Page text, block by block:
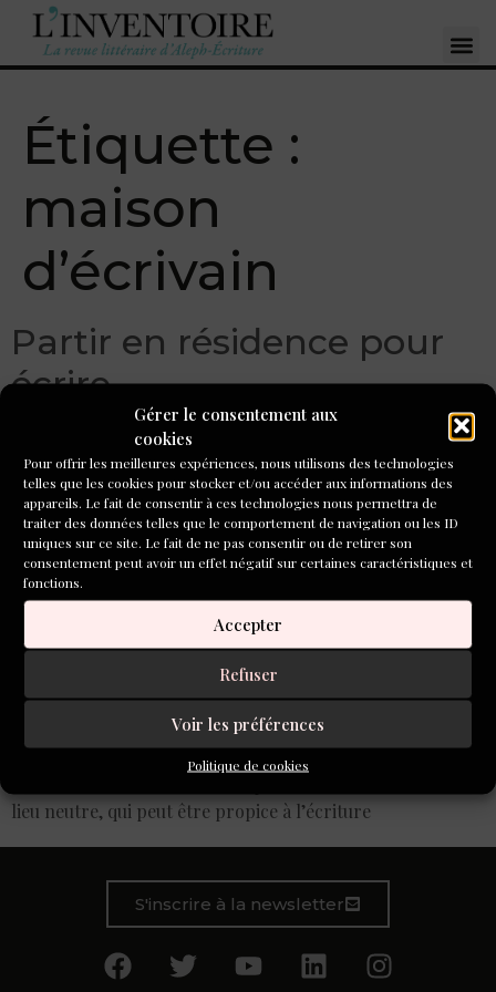
Gérer le consentement aux
cookies
Pour offrir les meilleures expériences, nous utilisons des technologies
telles que les cookies pour stocker et/ou accéder aux informations des
appareils. Le fait de consentir à ces technologies nous permettra de
traiter des données telles que le comportement de navigation ou les ID
uniques sur ce site. Le fait de ne pas consentir ou de retirer son
consentement peut avoir un effet négatif sur certaines caractéristiques et
fonctions.
Accepter
Refuser
Voir les préférences
Politique de cookies
Étiquette :
maison
d’écrivain
Partir en résidence pour
écrire
En quittant son lieu de vie, on s’accorde du temps pour
lieu neutre, qui peut être propice à l’écriture
S'inscrire à la newsletter